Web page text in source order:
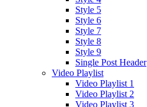
Style 5
Style 6
Style 7
Style 8
Style 9
Single Post Header
Video Playlist
Video Playlist 1
Video Playlist 2
Video Playlist 3